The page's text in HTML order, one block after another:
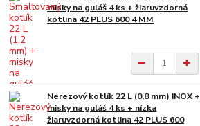
misky na guláš 4 ks + žiaruvzdorná
kotlina 42 PLUS 600 4 MM
Nerezový kotlík 22 L (0,8 mm) INOX +
misky na guláš 4 ks + nízka
žiaruvzdorná kotlina 42 PLUS 600